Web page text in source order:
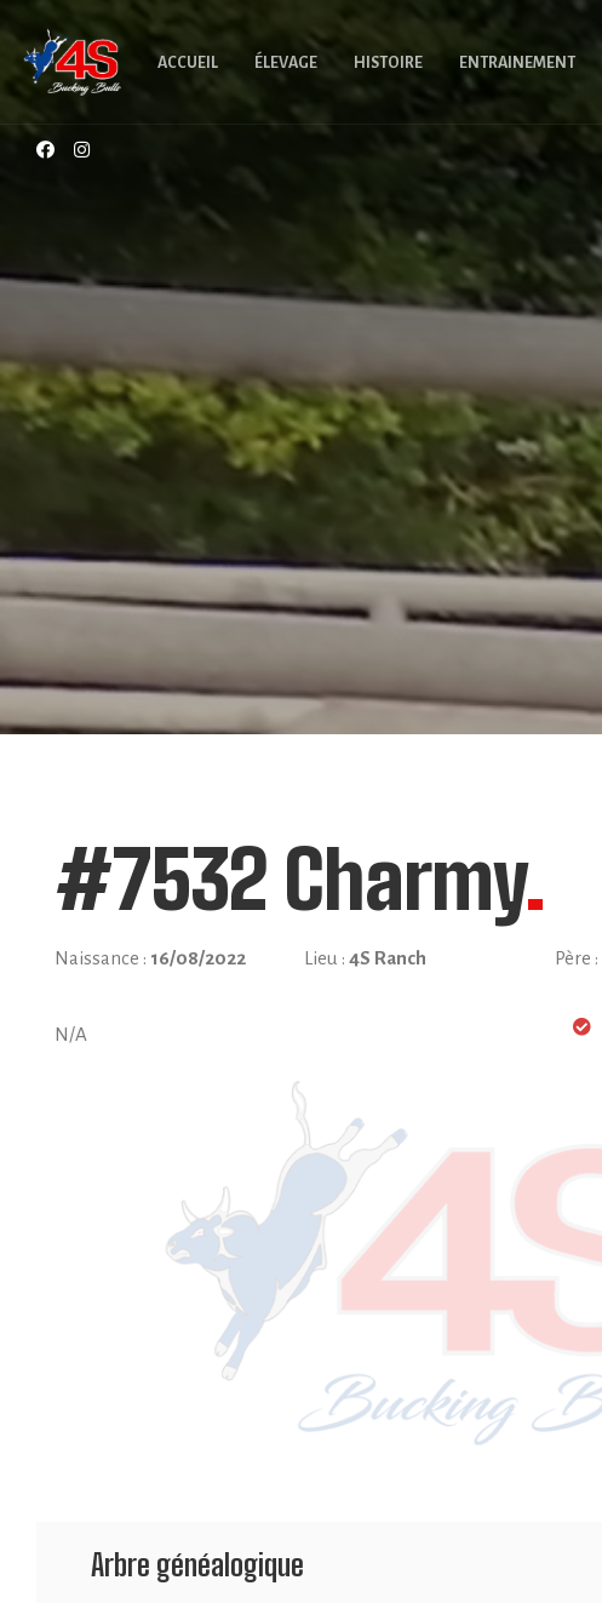
ACCUEIL ÉLEVAGE HISTOIRE ENTRAINEMENT
#7532 Charmy.
Naissance : 16/08/2022 Lieu :4S Ranch Père :
N/A
Arbre généalogique